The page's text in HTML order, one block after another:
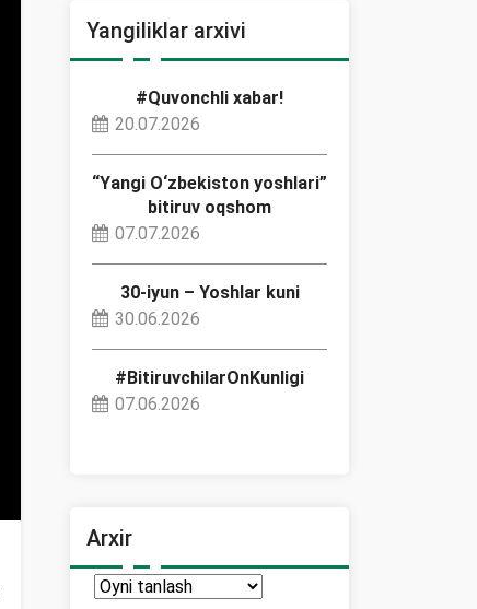
Yangiliklar arxivi
#Quvonchli xabar!
20.07.2026
“Yangi O‘zbekiston yoshlari”
bitiruv oqshom
07.07.2026
30-iyun – Yoshlar kuni
30.06.2026
#BitiruvchilarOnKunligi
07.06.2026
Arxir
Arxir